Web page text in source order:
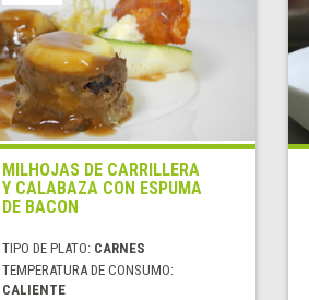
MILHOJAS DE CARRILLERA
Y CALABAZA CON ESPUMA
DE BACON
TIPO DE PLATO: CARNES
TEMPERATURA DE CONSUMO:
CALIENTE